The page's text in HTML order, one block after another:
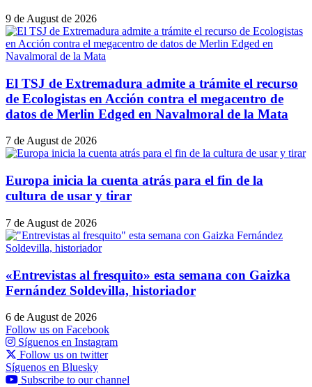
9 de August de 2026
El TSJ de Extremadura admite a trámite el recurso
de Ecologistas en Acción contra el megacentro de
datos de Merlin Edged en Navalmoral de la Mata
7 de August de 2026
Europa inicia la cuenta atrás para el fin de la
cultura de usar y tirar
7 de August de 2026
«Entrevistas al fresquito» esta semana con Gaizka
Fernández Soldevilla, historiador
6 de August de 2026
Follow us on Facebook
Síguenos en Instagram
Follow us on twitter
Síguenos en Bluesky
Subscribe to our channel